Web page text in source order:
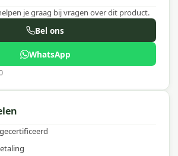
je graag bij vragen over dit product.
Bel ons
WhatsApp